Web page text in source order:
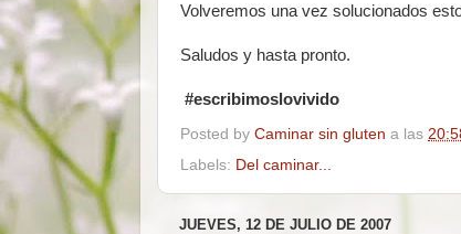
Volveremos una vez solucionados
Saludos y hasta pronto.
#escribimoslovivido
Posted by Caminar sin gluten a las
Labels: Del caminar...
JUEVES, 12 DE JULIO DE 2007